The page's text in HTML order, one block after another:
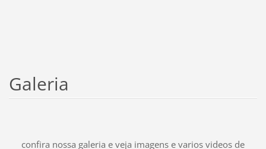
Galeria
confira nossa galeria e veja imagens e varios videos de